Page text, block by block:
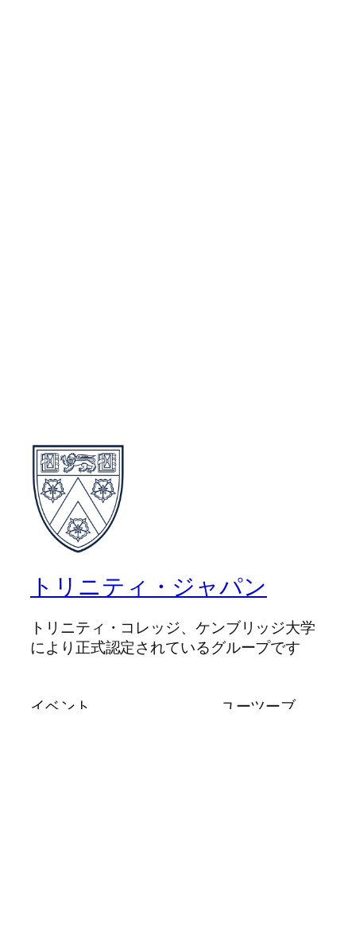
トリニティ・ジャパン
トリニティ・コレッジ、ケンブリッジ大学
により正式認定されているグループです
イベント
ユーツーブ